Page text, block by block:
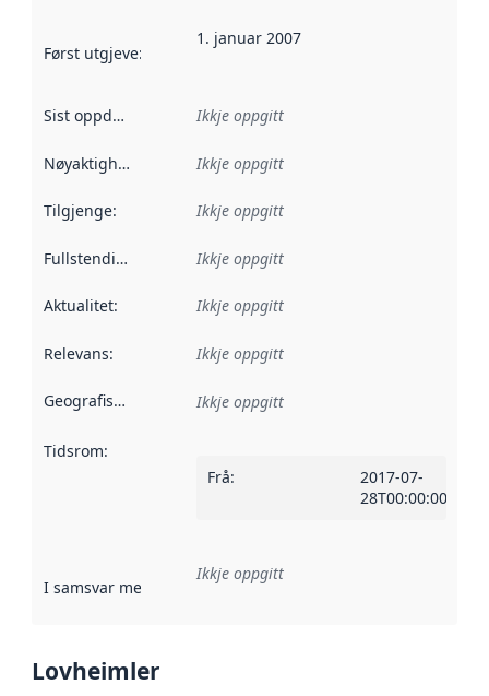
Først utgjeve: Denne datoen seier når dataa i dette
1. januar 2007
Sist oppdatert Ikkje oppgitt
Nøyaktigheit Ikkje oppgitt
Tilgjenge: Ikkje oppgitt
Fullstendigheit Ikkje oppgitt
Aktualitet: Ikkje oppgitt
Relevans: Ikkje oppgitt
Geografisk område Ikkje oppgitt
Tidsrom:
Frå:
2017-07-
28T00:00:00Z
I samsvar med Referanse til ei implementeringsregel eller
Ikkje oppgitt
Lovheimler